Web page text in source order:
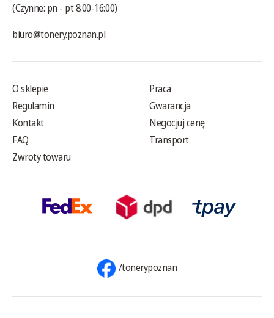
(Czynne: pn - pt 8:00-16:00)
biuro@tonery.poznan.pl
O sklepie
Regulamin
Kontakt
FAQ
Zwroty towaru
Praca
Gwarancja
Negocjuj cenę
Transport
/tonerypoznan